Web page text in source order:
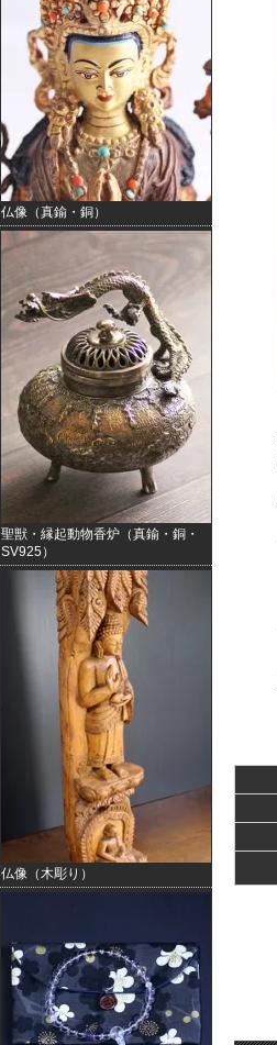
仏像（真鍮・銅）
聖獣・縁起動物香炉（真鍮・銅・
SV925）
仏像（木彫り）